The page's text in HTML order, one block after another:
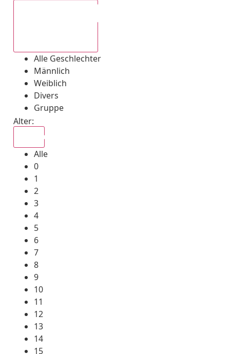
Alle Geschlechter
Männlich
Weiblich
Divers
Gruppe
Alter:
Alle
0
1
2
3
4
5
6
7
8
9
10
11
12
13
14
15